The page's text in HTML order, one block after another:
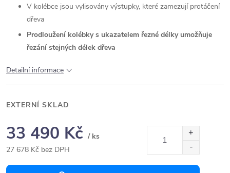
V kolébce jsou vylisovány výstupky, které zamezují protáčení
dřeva
Prodloužení kolébky s ukazatelem řezné délky umožňuje
řezání stejných délek dřeva
Detailní informace
EXTERNÍ SKLAD
33 490 Kč / ks
27 678 Kč bez DPH